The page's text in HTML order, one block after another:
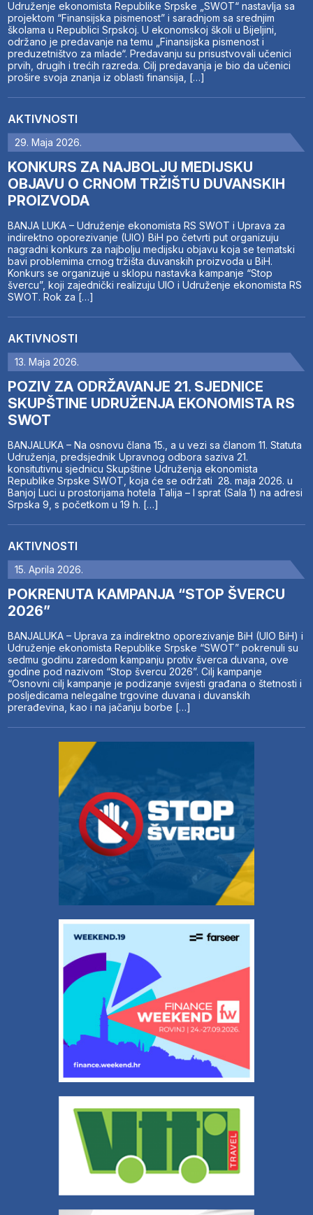
Udruženje ekonomista Republike Srpske „SWOT“ nastavlja sa
projektom “Finansijska pismenost” i saradnjom sa srednjim
školama u Republici Srpskoj. U ekonomskoj školi u Bijeljini,
održano je predavanje na temu „Finansijska pismenost i
preduzetništvo za mlade“. Predavanju su prisustvovali učenici
prvih, drugih i trećih razreda. Cilj predavanja je bio da učenici
prošire svoja znanja iz oblasti finansija, […]
AKTIVNOSTI
29. Maja 2026.
KONKURS ZA NAJBOLJU MEDIJSKU
OBJAVU O CRNOM TRŽIŠTU DUVANSKIH
PROIZVODA
BANJA LUKA – Udruženje ekonomista RS SWOT i Uprava za
indirektno oporezivanje (UIO) BiH po četvrti put organizuju
nagradni konkurs za najbolju medijsku objavu koja se tematski
bavi problemima crnog tržišta duvanskih proizvoda u BiH.
Konkurs se organizuje u sklopu nastavka kampanje “Stop
švercu”, koji zajednički realizuju UIO i Udruženje ekonomista RS
SWOT. Rok za […]
AKTIVNOSTI
13. Maja 2026.
POZIV ZA ODRŽAVANJE 21. SJEDNICE
SKUPŠTINE UDRUŽENJA EKONOMISTA RS
SWOT
BANJALUKA – Na osnovu člana 15., a u vezi sa članom 11. Statuta
Udruženja, predsjednik Upravnog odbora saziva 21.
konsitutivnu sjednicu Skupštine Udruženja ekonomista
Republike Srpske SWOT, koja će se održati 28. maja 2026. u
Banjoj Luci u prostorijama hotela Talija – I sprat (Sala 1) na adresi
Srpska 9, s početkom u 19 h. […]
AKTIVNOSTI
15. Aprila 2026.
POKRENUTA KAMPANJA “STOP ŠVERCU
2026”
BANJALUKA – Uprava za indirektno oporezivanje BiH (UIO BiH) i
Udruženje ekonomista Republike Srpske “SWOT” pokrenuli su
sedmu godinu zaredom kampanju protiv šverca duvana, ove
godine pod nazivom “Stop švercu 2026”. Cilj kampanje
“Osnovni cilj kampanje je podizanje svijesti građana o štetnosti i
posljedicama nelegalne trgovine duvana i duvanskih
prerađevina, kao i na jačanju borbe […]